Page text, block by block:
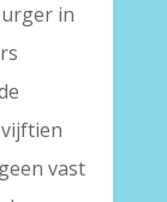
in
vast